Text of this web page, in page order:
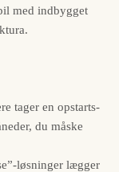
med indbygget
tager en opstarts-
du måske
løsninger lægger